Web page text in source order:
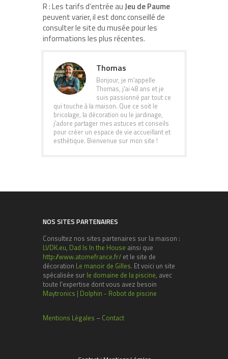
R : Les tarifs d’entrée auJeu de Paume
peuvent varier, il est donc conseillé de
consulter le site du musée pour les
informations les plus récentes.
Thomas
Bonjour, je m'appelle
Thomas, j'ai 48 ans et je
suis passionné par tout ce
qui touche à la maison. Que ce soit le
bricolage, la décoration ou le jardinage,
j'adore partager mes astuces et conseils
pour créer un espace de vie accueillant et
esthétique. Bienvenue sur mon site !
NOS SITES PARTENAIRES
Consultez nos sites partenaires sur la maison :
LVDK.eu, Dad Is In the House ainsi que
http://www.atomefrance.fr/ et le site de
décoration Le manoir de Gilles. Et voici un site
spécalisée sur le domaine de la piscine, avec
toute l'expertise dont vous avez besoin
Maytronics | Dolphin - Robot de piscine
Mentions Légales – Contact